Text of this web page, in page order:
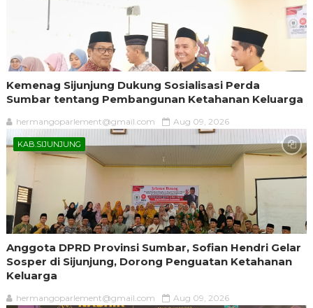
Kemenag Sijunjung Dukung Sosialisasi Perda
Sumbar tentang Pembangunan Ketahanan Keluarga
hermangoparlement@gmail.com Aug 09, 2026
KAB.SIJUNJUNG
Anggota DPRD Provinsi Sumbar, Sofian Hendri Gelar
Sosper di Sijunjung, Dorong Penguatan Ketahanan
Keluarga
hermangoparlement@gmail.com Aug 09, 2026